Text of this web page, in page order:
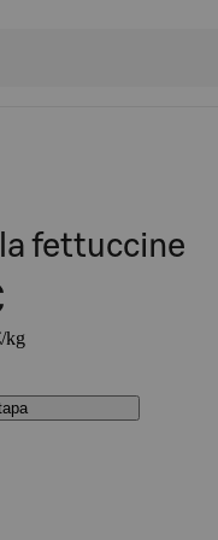
fettuccine
kg